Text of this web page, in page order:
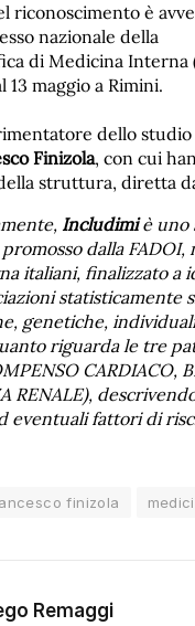
riconoscimento è
nazionale della
di Medicina Interna
13 maggio a Rimini.
dello
Finizola, con cui
struttura, diretta
Includimiè uno
dalla FADOI,
italiani, finalizzato a
statisticamente
genetiche,
riguarda le tre
CARDIACO,
RENALE),
eventuali fattori di
finizola
Remaggi